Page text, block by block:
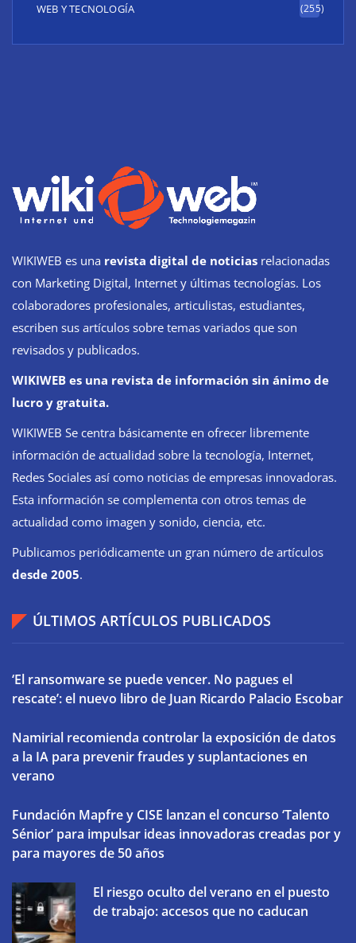
WEB Y TECNOLOGÍA (255)
WIKIWEB es una revista digital de noticias relacionadas
con Marketing Digital, Internet y últimas tecnologías. Los
colaboradores profesionales, articulistas, estudiantes,
escriben sus artículos sobre temas variados que son
revisados y publicados.
WIKIWEB es una revista de información sin ánimo de
lucro y gratuita.
WIKIWEB Se centra básicamente en ofrecer libremente
información de actualidad sobre la tecnología, Internet,
Redes Sociales así como noticias de empresas innovadoras.
Esta información se complementa con otros temas de
actualidad como imagen y sonido, ciencia, etc.
Publicamos periódicamente un gran número de artículos
desde 2005.
ÚLTIMOS ARTÍCULOS PUBLICADOS
‘El ransomware se puede vencer. No pagues el
rescate’: el nuevo libro de Juan Ricardo Palacio Escobar
Namirial recomienda controlar la exposición de datos
a la IA para prevenir fraudes y suplantaciones en
verano
Fundación Mapfre y CISE lanzan el concurso ‘Talento
Sénior’ para impulsar ideas innovadoras creadas por y
para mayores de 50 años
El riesgo oculto del verano en el puesto
de trabajo: accesos que no caducan